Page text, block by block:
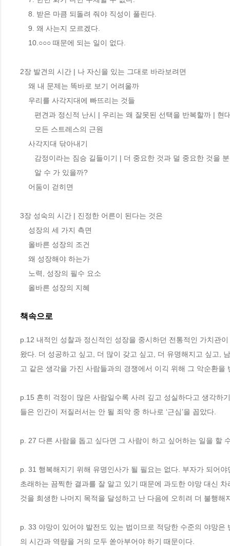
2장 발견의 시간 | 나 자신을 있는 그대로 바라보려면
3장 성숙의 시간 | 진정한 어른이 된다는 것은
    올바른 성장의 지혜
책속으로
p.12 내적인 성찰과 정신적인 성장을 중시하던 전통적인 가치관
왔다. 더 성공하고 싶고, 더 많이 갖고 싶고, 더 유명해지고 싶고,
고 같은 생각을 가진 사람들과의 경쟁에서 이긱 위해 그 악순환
p.15 흔히 걱정이 많은 사람일수록 사려 깊고 성실하다고 생각하
들은 인간이 저질러서는 안 될 죄악 중 하나로 ‘근심’을 꼽았다.
p. 27 다른 사람을 돕고 싶다면 그 사람이 하고 싶어하는 일을 할
p. 31 행복해지기 위해 유명인사가 될 필요는 없다. 부자가 되어
초래하는 끔찍한 결과를 잘 알고 있기 때문에 과도한 야망 대신
것을 희생한 나머지 목적을 달성하고 난 다음에 오히려 더 불행해
p. 33 야망이 있어야 발전도 있는 법이므로 적당한 수준의 야망
의 시간과 역량을 거의 모두 쏟아부어야 하기 때문이다.